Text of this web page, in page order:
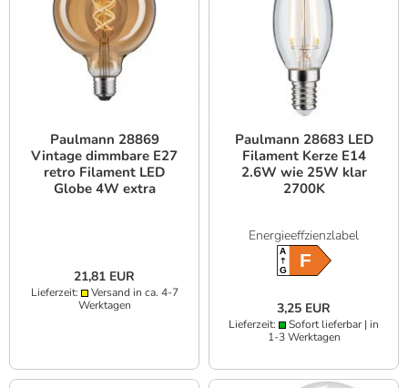
Paulmann 28869
Vintage dimmbare E27
retro Filament LED
Globe 4W extra
21,81 EUR
Lieferzeit:
Versand in ca. 4-7
Werktagen
Paulmann 28683 LED
Filament Kerze E14
2.6W wie 25W klar
2700K
Energieeffzienzlabel
A
GF
3,25 EUR
Lieferzeit:
Sofort lieferbar | in
1-3 Werktagen